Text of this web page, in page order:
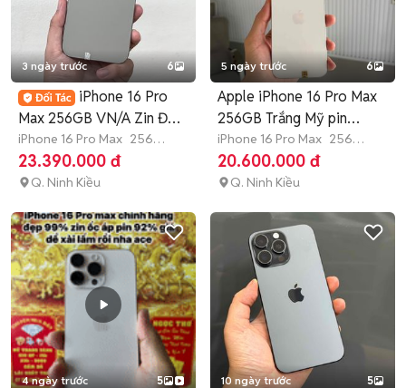
3 ngày trước 6
iPhone 16 Pro
Max 256GB VN/A Zin Đẹp
98% Pin 90%
iPhone 16 Pro Max 256
GB 3 tháng
23.390.000 đ
Q. Ninh Kiều
5 ngày trước 6
Apple iPhone 16 Pro Max
256GB Trắng Mỹ pin
100%
iPhone 16 Pro Max 256
GB 3 tháng
20.600.000 đ
Q. Ninh Kiều
4 ngày trước 5 10 ngày trước 5